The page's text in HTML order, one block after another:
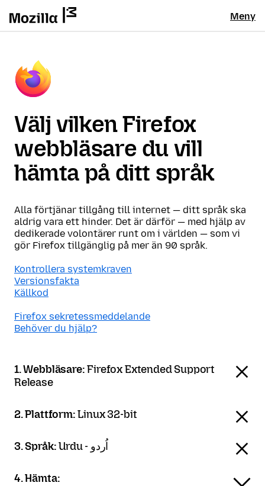
Meny
Välj vilken Firefox
webbläsare du vill
hämta på ditt språk
Alla förtjänar tillgång till internet — ditt språk ska
aldrig vara ett hinder. Det är därför — med hjälp av
dedikerade volontärer runt om i världen — som vi
gör Firefox tillgänglig på mer än 90 språk.
Kontrollera systemkraven
Versionsfakta
Källkod
Firefox sekretessmeddelande
Behöver du hjälp?
1. Webbläsare:Firefox Extended Support
Release
2. Plattform:Linux 32-bit
3. Språk: Urdu - اُردو
4. Hämta: